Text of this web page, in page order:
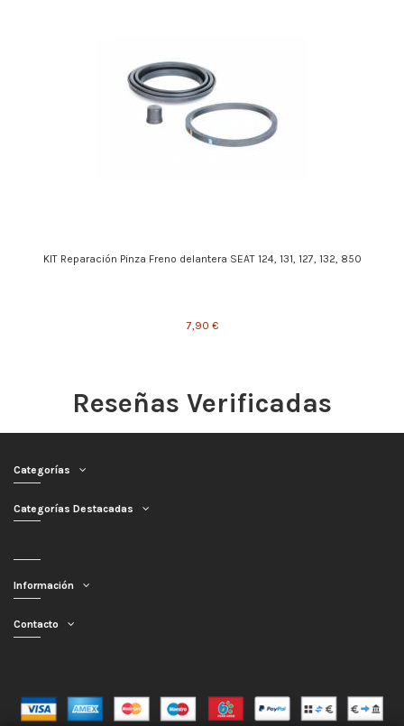
KIT Reparación Pinza Freno delantera SEAT 124, 131, 127, 132, 850
7,90 €
Reseñas Verificadas
Categorías
Categorías Destacadas
Información
Contacto